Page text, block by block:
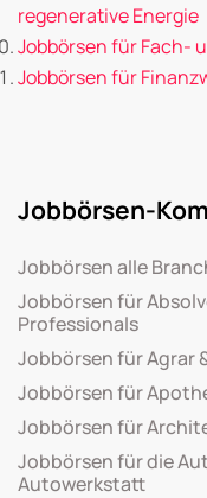
regenerative Energie
Jobbörsen für Fach-
Jobbörsen für
Jobbörsen-
Jobbörsen alle
Jobbörsen für
Professionals
Jobbörsen für Agrar
Jobbörsen für
Jobbörsen für
Jobbörsen für die
Autowerkstatt